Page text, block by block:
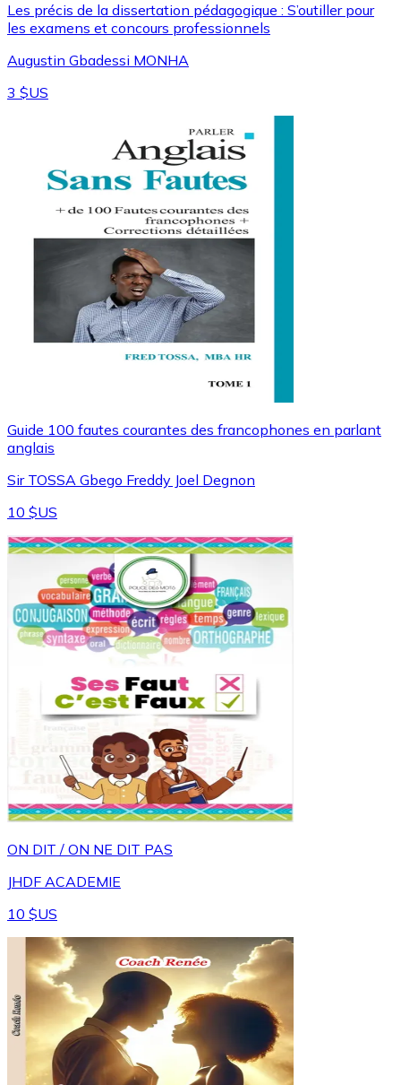
Les précis de la dissertation pédagogique : S’outiller pour
les examens et concours professionnels
Augustin Gbadessi MONHA
3 $US
Guide 100 fautes courantes des francophones en parlant
anglais
Sir TOSSA Gbego Freddy Joel Degnon
10 $US
ON DIT / ON NE DIT PAS
JHDF ACADEMIE
10 $US